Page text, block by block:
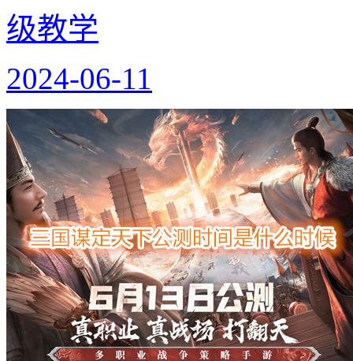
级教学
2024-06-11